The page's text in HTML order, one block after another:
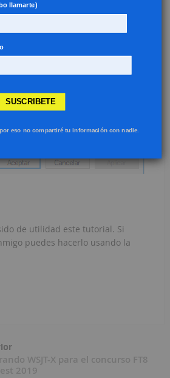
de utilidad este tutorial. Si
puedes hacerlo usando la
WSJT-X para el concurso FT8
2019
llamarte)
eso no compartiré tu información con nadie.
SUSCRIBETE